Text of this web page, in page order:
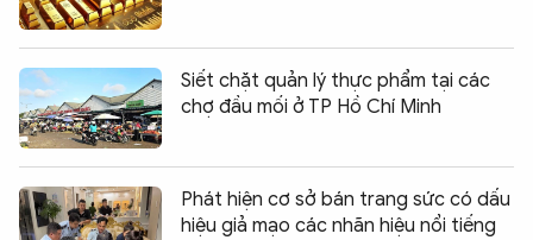
Siết chặt quản lý thực phẩm tại các
chợ đầu mối ở TP Hồ Chí Minh
Phát hiện cơ sở bán trang sức có dấu
hiệu giả mạo các nhãn hiệu nổi tiếng